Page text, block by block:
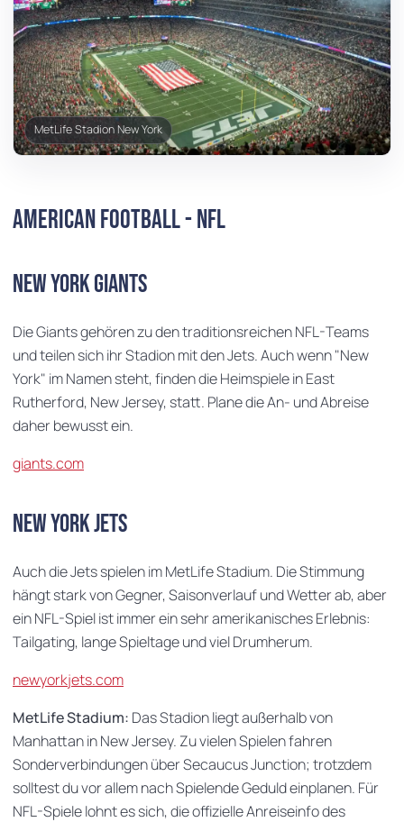
MetLife Stadion New York
American Football - NFL
New York Giants
Die Giants gehören zu den traditionsreichen NFL-Teams
und teilen sich ihr Stadion mit den Jets. Auch wenn "New
York" im Namen steht, finden die Heimspiele in East
Rutherford, New Jersey, statt. Plane die An- und Abreise
daher bewusst ein.
giants.com
New York Jets
Auch die Jets spielen im MetLife Stadium. Die Stimmung
hängt stark von Gegner, Saisonverlauf und Wetter ab, aber
ein NFL-Spiel ist immer ein sehr amerikanisches Erlebnis:
Tailgating, lange Spieltage und viel Drumherum.
newyorkjets.com
MetLife Stadium: Das Stadion liegt außerhalb von
Manhattan in New Jersey. Zu vielen Spielen fahren
Sonderverbindungen über Secaucus Junction; trotzdem
solltest du vor allem nach Spielende Geduld einplanen. Für
NFL-Spiele lohnt es sich, die offizielle Anreiseinfo des